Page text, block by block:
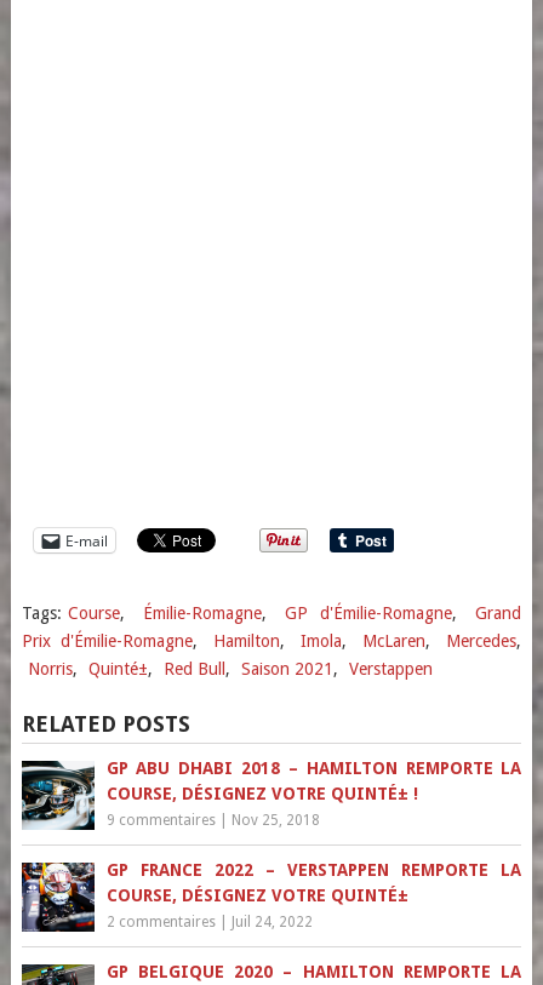
E-mail
Tags: Course, Émilie-Romagne, GP d'Émilie-Romagne,
Grand
Prix d'Émilie-Romagne, Hamilton, Imola, McLaren, Mercedes,
Norris, Quinté±, Red Bull , Saison 2021 , Verstappen
RELATED POSTS
GP ABU DHABI 2018 – HAMILTON REMPORTE LA
COURSE, DÉSIGNEZ VOTRE QUINTÉ± !
9 commentaires| Nov 25, 2018
GP FRANCE 2022 – VERSTAPPEN REMPORTE LA
COURSE, DÉSIGNEZ VOTRE QUINTÉ±
2 commentaires| Juil 24, 2022
GP BELGIQUE 2020 – HAMILTON REMPORTE LA